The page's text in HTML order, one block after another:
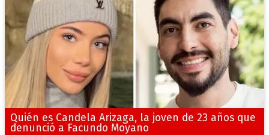
Quién es Candela Arizaga, la joven de 23 años que
denunció a Facundo Moyano